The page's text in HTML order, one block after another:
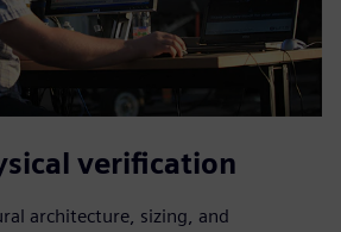
verification
architecture, sizing, and